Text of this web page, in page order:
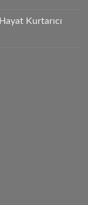
Kurtarıcı